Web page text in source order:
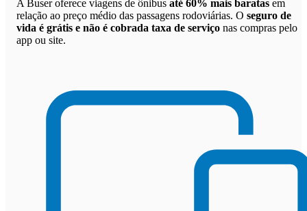
A Buser oferece viagens de ônibus até 60% mais baratas em
relação ao preço médio das passagens rodoviárias. O seguro de
vida é grátis e não é cobrada taxa de serviço nas compras pelo
app ou site.